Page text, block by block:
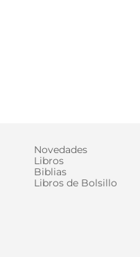
Novedades
Libros
Biblias
Libros de Bolsillo